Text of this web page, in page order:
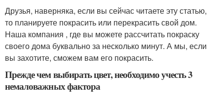
Друзья, наверняка, если вы сейчас читаете эту статью,
то планируете покрасить или перекрасить свой дом.
Наша компания , где вы можете рассчитать покраску
своего дома буквально за несколько минут. А мы, если
вы захотите, сможем вам его покрасить.
Прежде чем выбирать цвет, необходимо учесть 3
немаловажных фактора